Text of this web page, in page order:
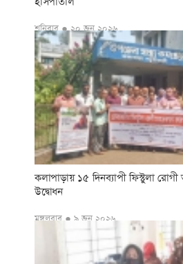
শনিবার ● ২০ জুন ২০২৬
কলাপাড়ায় ১৫ দিনব্যাপী ফিস্টুলা রোগী
উদ্বোধন
মঙ্গলবার ● ৯ জুন ২০২৬